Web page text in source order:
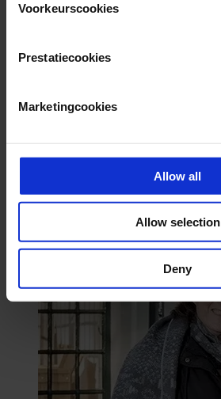
Voorkeurscookies
Prestatiecookies
Marketingcookies
Allow all
Allow selection
Deny
Het laatste nieuws